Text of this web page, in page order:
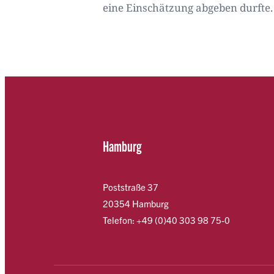
eine Einschätzung abgeben
Hamburg
Poststraße 37
20354 Hamburg
Telefon: +49 (0)40 303 98 75-0